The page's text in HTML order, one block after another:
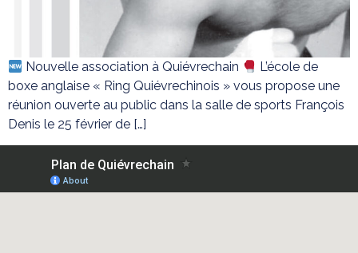
Nouvelle association à Quiévrechain
L’école de
boxe anglaise « Ring Quiévrechinois » vous propose une
réunion ouverte au public dans la salle de sports François
Denis le 25 février de […]